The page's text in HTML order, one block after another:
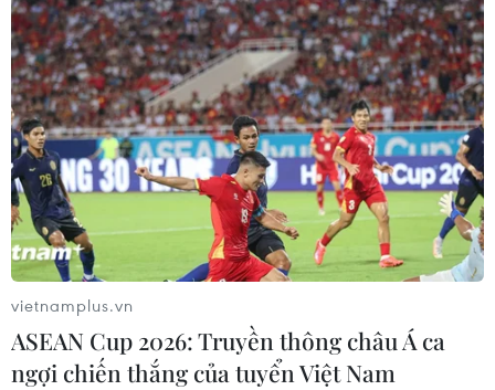
vietnamplus.vn
ASEAN Cup 2026: Truyền thông châu Á ca
ngợi chiến thắng của tuyển Việt Nam